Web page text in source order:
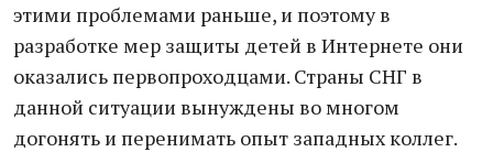
этими проблемами раньше, и поэтому в
разработке мер защиты детей в Интернете они
оказались первопроходцами. Страны СНГ в
данной ситуации вынуждены во многом
догонять и перенимать опыт западных коллег.